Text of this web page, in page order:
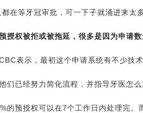
都在等牙冠审批，可一下子就涌进来太
授权被拒或被拖延，很多是因为申请数
表示，最初这个申请系统有不少技
们已经努力简化流程，并指导牙医怎么
的预授权可以在7个工作日内处理完